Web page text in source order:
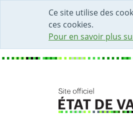
Ce site utilise des
ces cookies.
Pour en savoir plus
DÉBUT DU
ACCÈS AU CHAMP
PAGE D'ACCUEIL
FORMULAIRE DE